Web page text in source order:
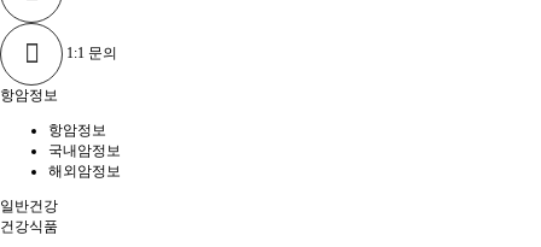
1:1 문의
항암정보
항암정보
국내암정보
해외암정보
일반건강
건강식품